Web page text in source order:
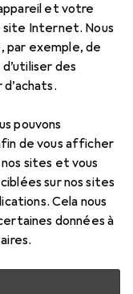
et votre
site Internet. Nous
par exemple, de
des
pouvons
de vous afficher
sites et vous
sur nos sites
Cela nous
données à
produits Ken Hom
plus tôt